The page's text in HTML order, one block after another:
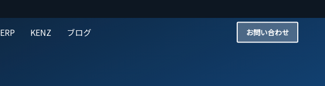
ERP KENZ ブログ お問い合わせ